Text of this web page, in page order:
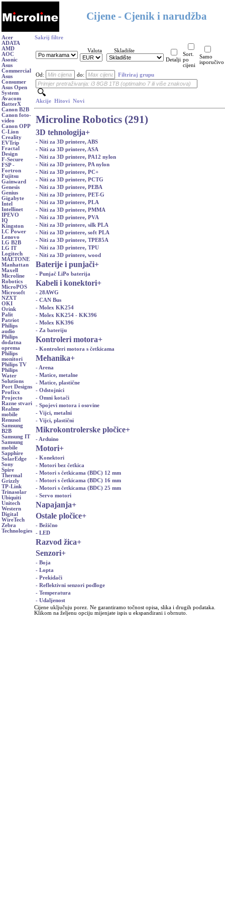
Cijene - Cjenik i narudžba
Acer
ADATA
AMD
AOC
Asonic
Asus
Commercial
Asus
Consumer
Asus Open
System
Avacom
BatterX
Canon B2B
Canon foto-
video
Canon OPP
C-Lion
Creality
EVTrip
Fractal
Design
F-Secure
FSP -
Fortron
Fujitsu
Gainward
Genesis
Genius
Gigabyte
Intel
Intellinet
IPEVO
IQ
Kingston
LC Power
Lenovo
LG B2B
LG IT
Logitech
MAETONE
Manhattan
Maxell
Microline
Robotics
MicroPOS
Microsoft
NZXT
OKI
Orink
Palit
Patriot
Philips
audio
Philips
dodatna
oprema
Philips
monitori
Philips TV
Philips
Water
Solutions
Port Designs
Profixx
Projecto
Razne stvari
Realme
mobile
Renusol
Samsung
B2B
Samsung IT
Samsung
mobile
Sapphire
SolarEdge
Sony
Spire
Thermal
Grizzly
TP-Link
Trinasolar
Ubiquiti
Unitech
Western
Digital
WireTech
Zebra
Technologies
Sakrij filtre
Valuta
Skladište
Detalji
Sort.
po
cijeni
Samo
isporučivo
Od: do: Filtriraj grupu
Akcije Hitovi Novi
Microline Robotics (291)
3D tehnologija+
- Niti za 3D printere, ABS
- Niti za 3D printere, ASA
- Niti za 3D printere, PA12 nylon
- Niti za 3D printere, PA nylon
- Niti za 3D printere, PC+
- Niti za 3D printere, PCTG
- Niti za 3D printere, PEBA
- Niti za 3D printere, PET-G
- Niti za 3D printere, PLA
- Niti za 3D printere, PMMA
- Niti za 3D printere, PVA
- Niti za 3D printere, silk PLA
- Niti za 3D printere, soft PLA
- Niti za 3D printere, TPE85A
- Niti za 3D printere, TPU
- Niti za 3D printere, wood
Baterije i punjači+
- Punjač LiPo baterija
Kabeli i konektori+
- 28AWG
- CAN Bus
- Molex KK254
- Molex KK254 - KK396
- Molex KK396
- Za bateriju
Kontroleri motora+
- Kontroleri motora s četkicama
Mehanika+
- Arena
- Matice, metalne
- Matice, plastične
- Odstojnici
- Omni kotači
- Spojevi motora i osovine
- Vijci, metalni
- Vijci, plastični
Mikrokontrolerske pločice+
- Arduino
Motori+
- Konektori
- Motori bez četkica
- Motori s četkicama (BDC) 12 mm
- Motori s četkicama (BDC) 16 mm
- Motori s četkicama (BDC) 25 mm
- Servo motori
Napajanja+
Ostale pločice+
- Bežično
- LED
Razvod žica+
Senzori+
- Boja
- Lopta
- Prekidači
- Reflektivni senzori podloge
- Temperatura
- Udaljenost
Cijene uključuju porez. Ne garantiramo točnost opisa, slika i drugih podataka.
Klikom na željenu opciju mijenjate ispis u ekspandirani i obrnuto.